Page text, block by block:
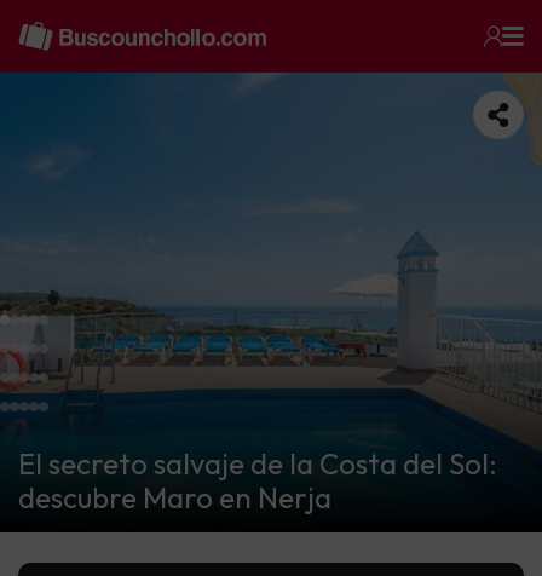
El secreto salvaje de la Costa del Sol:
descubre Maro en Nerja